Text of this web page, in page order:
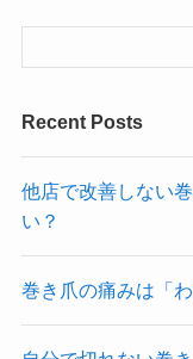
Recent Posts
他店で改善しない
い？
巻き爪の痛みは「